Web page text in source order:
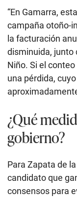
“En Gamarra,
campaña otoño-
la facturación
disminuida, junto
Niño. Si el
una pérdida,
¿Qué
gobierno?
Para Zapata de
candidato que
consensos para